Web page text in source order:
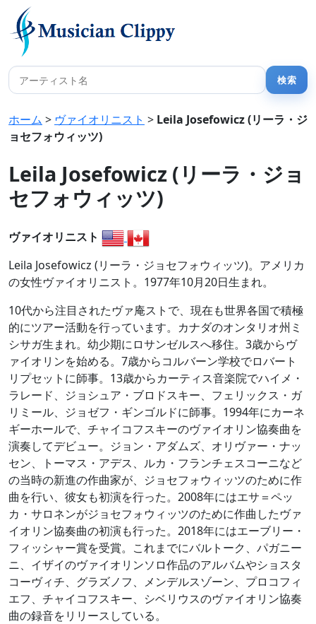
ホーム > ヴァイオリニスト > Leila Josefowicz (リーラ・ジ
ョセフォウィッツ)
Leila Josefowicz (リーラ・ジョ
セフォウィッツ)
ヴァイオリニスト
Leila Josefowicz (リーラ・ジョセフォウィッツ)。アメリカ
の女性ヴァイオリニスト。1977年10月20日生まれ。
10代から注目されたヴァ庵ストで、現在も世界各国で積極
的にツアー活動を行っています。カナダのオンタリオ州ミ
シサガ生まれ。幼少期にロサンゼルスへ移住。3歳からヴ
ァイオリンを始める。7歳からコルバーン学校でロバート
リプセットに師事。13歳からカーティス音楽院でハイメ・
ラレード、ジョシュア・ブロドスキー、フェリックス・ガ
リミール、ジョゼフ・ギンゴルドに師事。1994年にカーネ
ギーホールで、チャイコフスキーのヴァイオリン協奏曲を
演奏してデビュー。ジョン・アダムズ、オリヴァー・ナッ
セン、トーマス・アデス、ルカ・フランチェスコーニなど
の当時の新進の作曲家が、ジョセフォウィッツのために作
曲を行い、彼女も初演を行った。2008年にはエサ＝ペッ
カ・サロネンがジョセフォウィッツのために作曲したヴァ
イオリン協奏曲の初演も行った。2018年にはエーブリー・
フィッシャー賞を受賞。これまでにバルトーク、パガニー
ニ、イザイのヴァイオリンソロ作品のアルバムやショスタ
コーヴィチ、グラズノフ、メンデルスゾーン、プロコフィ
エフ、チャイコフスキー、シベリウスのヴァイオリン協奏
曲の録音をリリースしている。